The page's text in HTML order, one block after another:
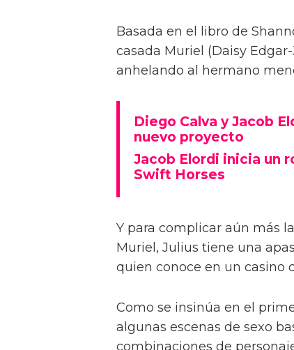
Basada en el libro de
casada Muriel (Daisy
anhelando al hermano
Diego Calva y Jacob
nuevo proyecto
Jacob Elordi inicia un
Swift Horses
Y para complicar aún más
Muriel, Julius tiene una
quien conoce en un casino
Como se insinúa en el
algunas escenas de sexo
combinaciones de